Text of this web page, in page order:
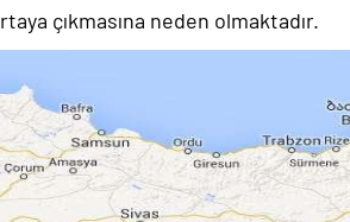
çıkmasına neden olmaktadır.